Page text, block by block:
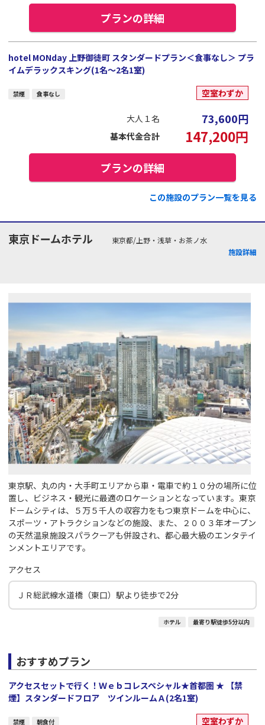
プランの詳細
hotel MONday 上野御徒町 スタンダードプラン＜食事なし＞ プラ
イムデラックスキング(1名～2名1室)
禁煙 食事なし 空室わずか
大人１名 73,600円
基本代金合計 147,200円
プランの詳細
この施設のプラン一覧を見る
東京ドームホテル
東京都/上野・浅草・お茶ノ水
施設詳細
東京駅、丸の内・大手町エリアから車・電車で約１０分の場所に位
置し、ビジネス・観光に最適のロケーションとなっています。東京
ドームシティは、５万５千人の収容力をもつ東京ドームを中心に、
スポーツ・アトラクションなどの施設、また、２００３年オープン
の天然温泉施設スパラクーアも併設され、都心最大級のエンタテイ
ンメントエリアです。
アクセス
ＪＲ総武線水道橋（東口）駅より徒歩で2分
ホテル 最寄り駅徒歩5分以内
おすすめプラン
アクセスセットで行く！Ｗｅｂコレスペシャル★首都圏 ★ 【禁
煙】スタンダードフロア ツインルームＡ(2名1室)
禁煙 朝食付 空室わずか